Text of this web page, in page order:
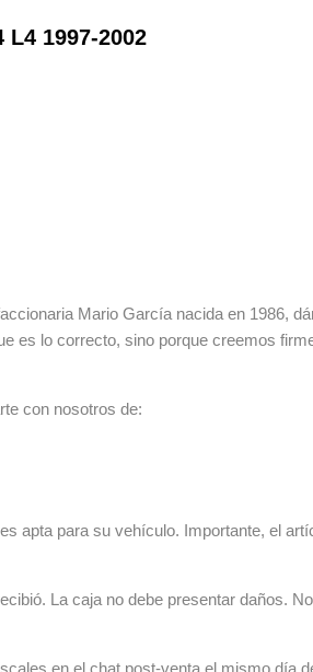
1997-2002
Mario García nacida en 1986,
es lo correcto, sino porque creemos
con nosotros de:
apta para su vehículo. Importante, el
La caja no debe presentar daños.
en el chat post-venta el mismo día